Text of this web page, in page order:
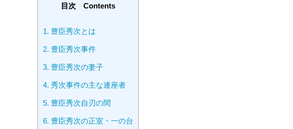
目次 Contents
1. 豊臣秀次とは
2. 豊臣秀次事件
3. 豊臣秀次の妻子
4. 秀次事件の主な連座者
5. 豊臣秀次自刃の間
6. 豊臣秀次の正室・一の台